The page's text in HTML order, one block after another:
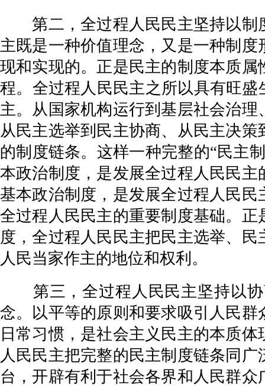
第二，全过程人民民主坚持以制
主既是一种价值理念，又是一种制
现和实现的。正是民主的制度本质
程。全过程人民民主之所以具有旺
主。从国家机构运行到基层社会治
从民主选举到民主协商、从民主决
的制度链条。这样一种完整的“民主
本政治制度，是发展全过程人民民
基本政治制度，是发展全过程人民
全过程人民民主的重要制度基础。
度，全过程人民民主把民主选举、
人民当家作主的地位和权利。
第三，全过程人民民主坚持以协
念。以平等的原则和要求吸引人民
日常习惯，是社会主义民主的本质
人民民主把完整的民主制度链条同
台，开辟有利于社会各界和人民群